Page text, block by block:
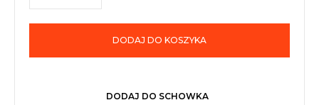
DODAJ DO KOSZYKA
DODAJ DO SCHOWKA